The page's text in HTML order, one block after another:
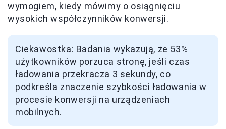
wymogiem, kiedy mówimy o osiągnięciu
wysokich współczynników konwersji.
Ciekawostka: Badania wykazują, że 53%
użytkowników porzuca stronę, jeśli czas
ładowania przekracza 3 sekundy, co
podkreśla znaczenie szybkości ładowania w
procesie konwersji na urządzeniach
mobilnych.